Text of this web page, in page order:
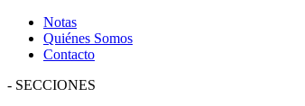
Notas
Quiénes Somos
Contacto
- SECCIONES